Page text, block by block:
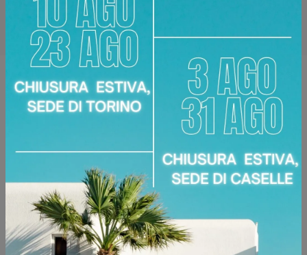
Zone servite: Torino Torinese, Chieri, Chivasso,
Ciriè, Collegno, Moncalieri, Settimo Torinese...
Richiedi Maggiori Informazioni